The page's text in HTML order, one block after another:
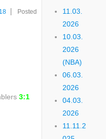
Posted
3:1
11.03.
2026
10.03.
2026
(NBA)
06.03.
2026
04.03.
2026
11.11.2